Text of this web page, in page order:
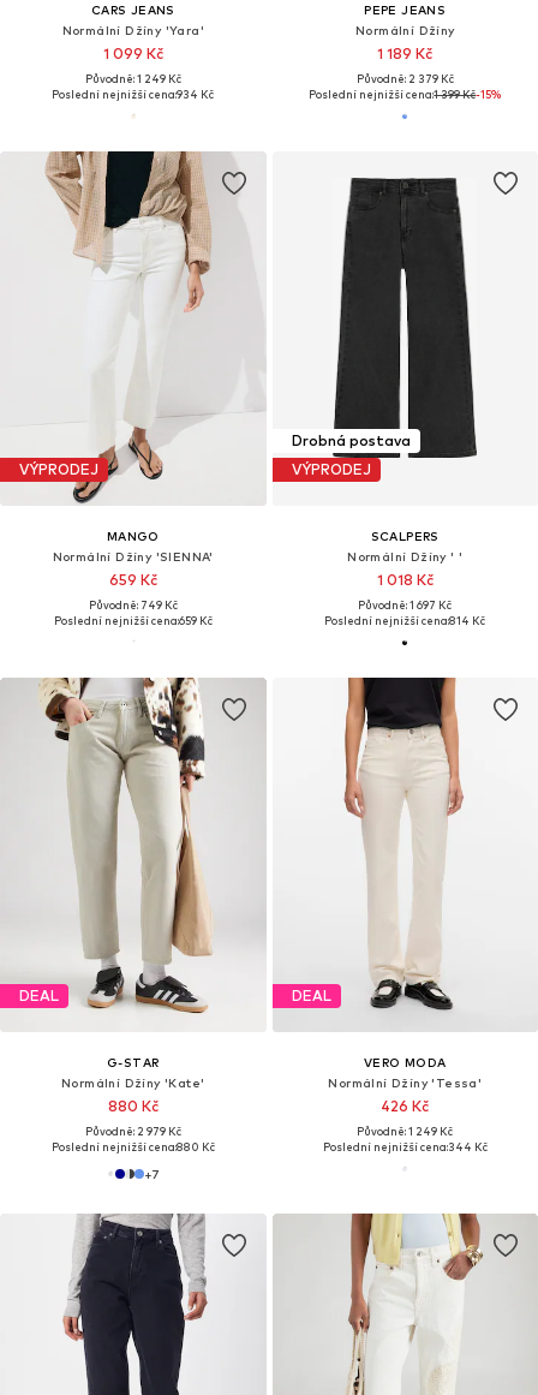
CARS JEANS
Normální Džíny 'Yara'
1 099 Kč
Původně: 1 249 Kč
Poslední nejnižší cena:934 Kč
PEPE JEANS
Normální Džíny
1 189 Kč
Původně: 2 379 Kč
Poslední nejnižší cena:1 399 Kč-15%
VÝPRODEJ
MANGO
Normální Džíny 'SIENNA'
659 Kč
Původně: 749 Kč
Poslední nejnižší cena:659 Kč
Drobná postava
VÝPRODEJ
SCALPERS
Normální Džíny ' '
1 018 Kč
Původně: 1 697 Kč
Poslední nejnižší cena:814 Kč
DEAL
G-STAR
Normální Džíny 'Kate'
880 Kč
Původně: 2 979 Kč
Poslední nejnižší cena:880 Kč
+7
DEAL
VERO MODA
Normální Džíny 'Tessa'
426 Kč
Původně: 1 249 Kč
Poslední nejnižší cena:344 Kč